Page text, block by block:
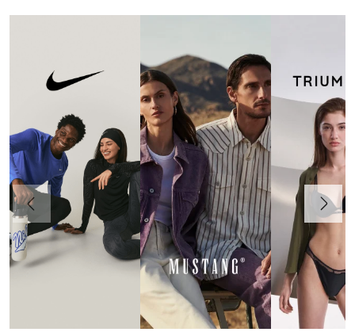
Předchozí Další